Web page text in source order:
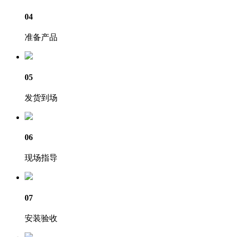
04
准备产品
05
发货到场
06
现场指导
07
安装验收